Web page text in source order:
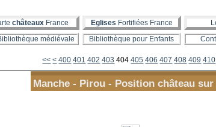
châteauxFrance Eglises Fortifiées France
médiévale Bibliothèque pour Enfants
<< < 400 401 402 403 404 405 406 407 408 409 410
Manche - Pirou - Position château